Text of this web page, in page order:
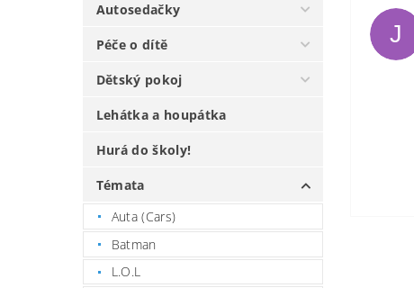
Autosedačky
Péče o dítě
Dětský pokoj
Lehátka a houpátka
Hurá do školy!
Témata
Auta (Cars)
Batman
L.O.L
J